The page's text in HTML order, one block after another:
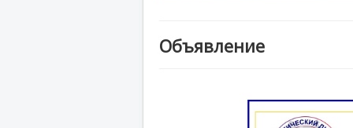
Объявление